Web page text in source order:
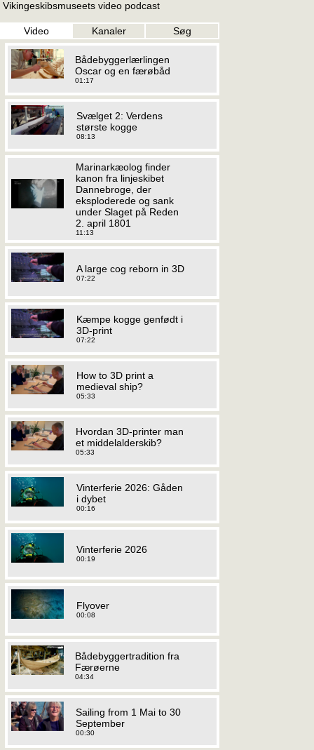
Vikingeskibsmuseets video podcast
Video Kanaler Søg
Bådebyggerlærlingen
Oscar og en færøbåd
01:17
Svælget 2: Verdens
største kogge
08:13
Marinarkæolog finder
kanon fra linjeskibet
Dannebroge, der
eksploderede og sank
under Slaget på Reden
2. april 1801
11:13
A large cog reborn in 3D
07:22
Kæmpe kogge genfødt i
3D-print
07:22
How to 3D print a
medieval ship?
05:33
Hvordan 3D-printer man
et middelalderskib?
05:33
Vinterferie 2026: Gåden
i dybet
00:16
Vinterferie 2026
00:19
Flyover
00:08
Bådebyggertradition fra
Færøerne
04:34
Sailing from 1 Mai to 30
September
00:30